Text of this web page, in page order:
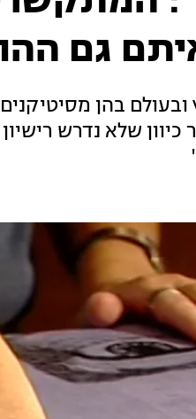
גם
בהן
שלא נדרש